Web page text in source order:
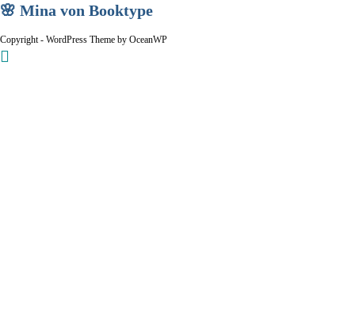
🌸 Mina von Booktype
Copyright - WordPress Theme by OceanWP